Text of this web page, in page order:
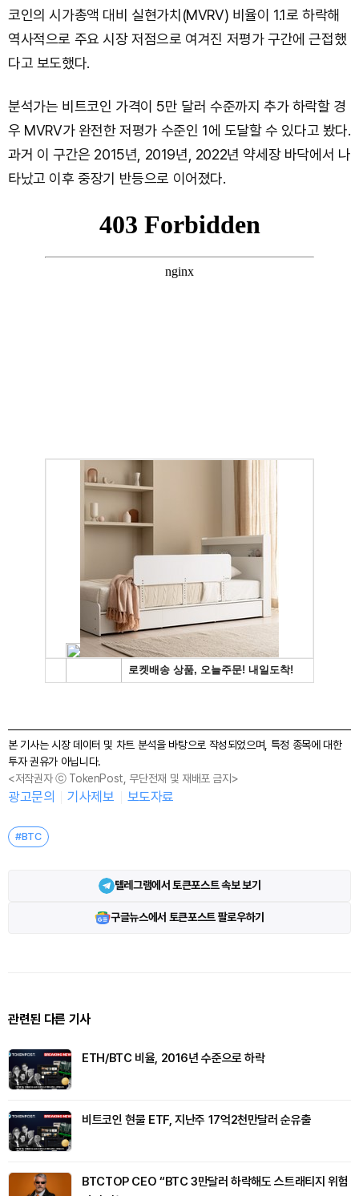
코인의 시가총액 대비 실현가치(MVRV) 비율이 1.1로 하락해
역사적으로 주요 시장 저점으로 여겨진 저평가 구간에 근접했
다고 보도했다.
분석가는 비트코인 가격이 5만 달러 수준까지 추가 하락할 경
우 MVRV가 완전한 저평가 수준인 1에 도달할 수 있다고 봤다.
과거 이 구간은 2015년, 2019년, 2022년 약세장 바닥에서 나
타났고 이후 중장기 반등으로 이어졌다.
본 기사는 시장 데이터 및 차트 분석을 바탕으로 작성되었으며, 특정 종목에 대한
투자 권유가 아닙니다.
<저작권자 ⓒ TokenPost, 무단전재 및 재배포 금지>
광고문의 기사제보 보도자료
#BTC
텔레그램에서 토큰포스트 속보 보기
구글뉴스에서 토큰포스트 팔로우하기
관련된 다른 기사
ETH/BTC 비율, 2016년 수준으로 하락
비트코인 현물 ETF, 지난주 17억2천만달러 순유출
BTCTOP CEO “BTC 3만달러 하락해도 스트래티지 위험